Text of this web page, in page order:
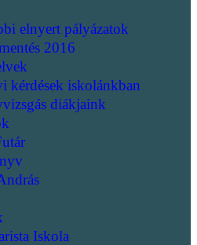
elnyert pályázatok
2016
kérdések iskolánkban
diákjaink
Iskola